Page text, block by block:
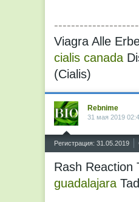
--------------------
Viagra Alle
cialis canada
(Cialis)
Rebnime
31 мая 2019
Регистрация: 31.05.2019
Rash Reaction
guadalajara